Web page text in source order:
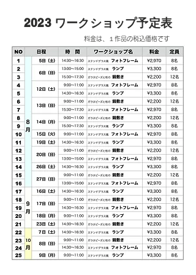
2023 ワークショップ予定表
​料金は、１作品の税込価格です